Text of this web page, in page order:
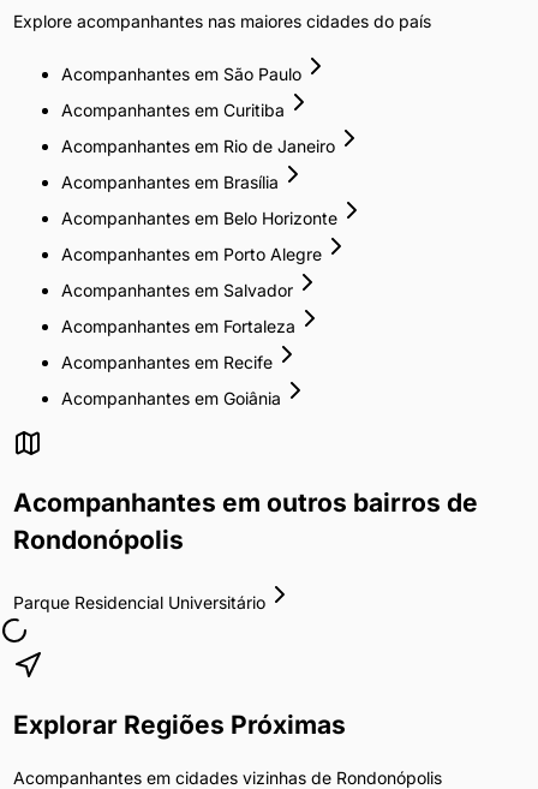
Explore acompanhantesnas maiores cidades do país
Acompanhantesem São Paulo
Acompanhantesem Curitiba
Acompanhantesem Rio de Janeiro
Acompanhantesem Brasília
Acompanhantesem Belo Horizonte
Acompanhantesem Porto Alegre
Acompanhantesem Salvador
Acompanhantesem Fortaleza
Acompanhantesem Recife
Acompanhantesem Goiânia
Acompanhantes em outros bairros de
Rondonópolis
Parque Residencial Universitário
Explorar Regiões Próximas
Acompanhantesem cidades vizinhas de Rondonópolis